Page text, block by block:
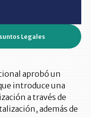
Legales
aprobó un
introduce una
a través de
además de